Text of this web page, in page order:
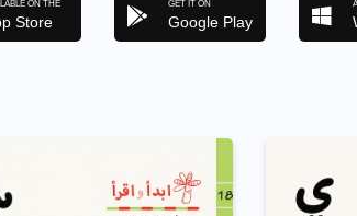
ON THE
Store
GET IT ON
Google Play